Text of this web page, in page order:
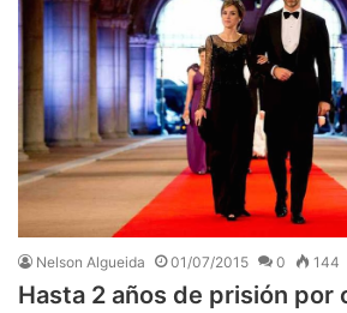
Nelson Algueida 01/07/2015 0 144
Hasta 2 años de prisión por